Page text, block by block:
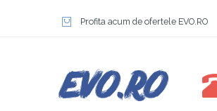
Profita acum de ofertele EVO.RO